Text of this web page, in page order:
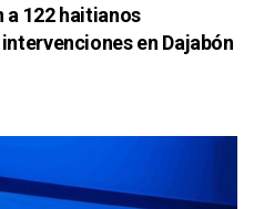
a 122 haitianos
en Dajabón